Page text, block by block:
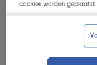
|
cookies worden